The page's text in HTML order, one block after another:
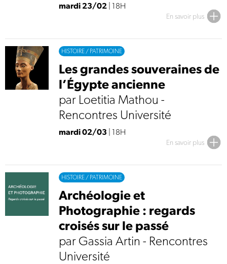
mardi 23/02| 18H
En savoir plus
HISTOIRE / PATRIMOINE
Les grandes souveraines de
l’Égypte ancienne
par Loetitia Mathou -
Rencontres Université
mardi 02/03 | 18H
En savoir plus
HISTOIRE / PATRIMOINE
Archéologie et
Photographie : regards
croisés sur le passé
par Gassia Artin - Rencontres
Université